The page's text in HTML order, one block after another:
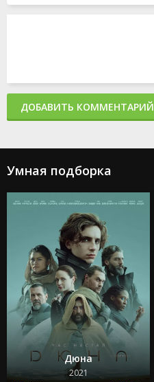
ДОБАВИТЬ КОММЕНТАРИЙ
Умная подборка
Дюна
2021